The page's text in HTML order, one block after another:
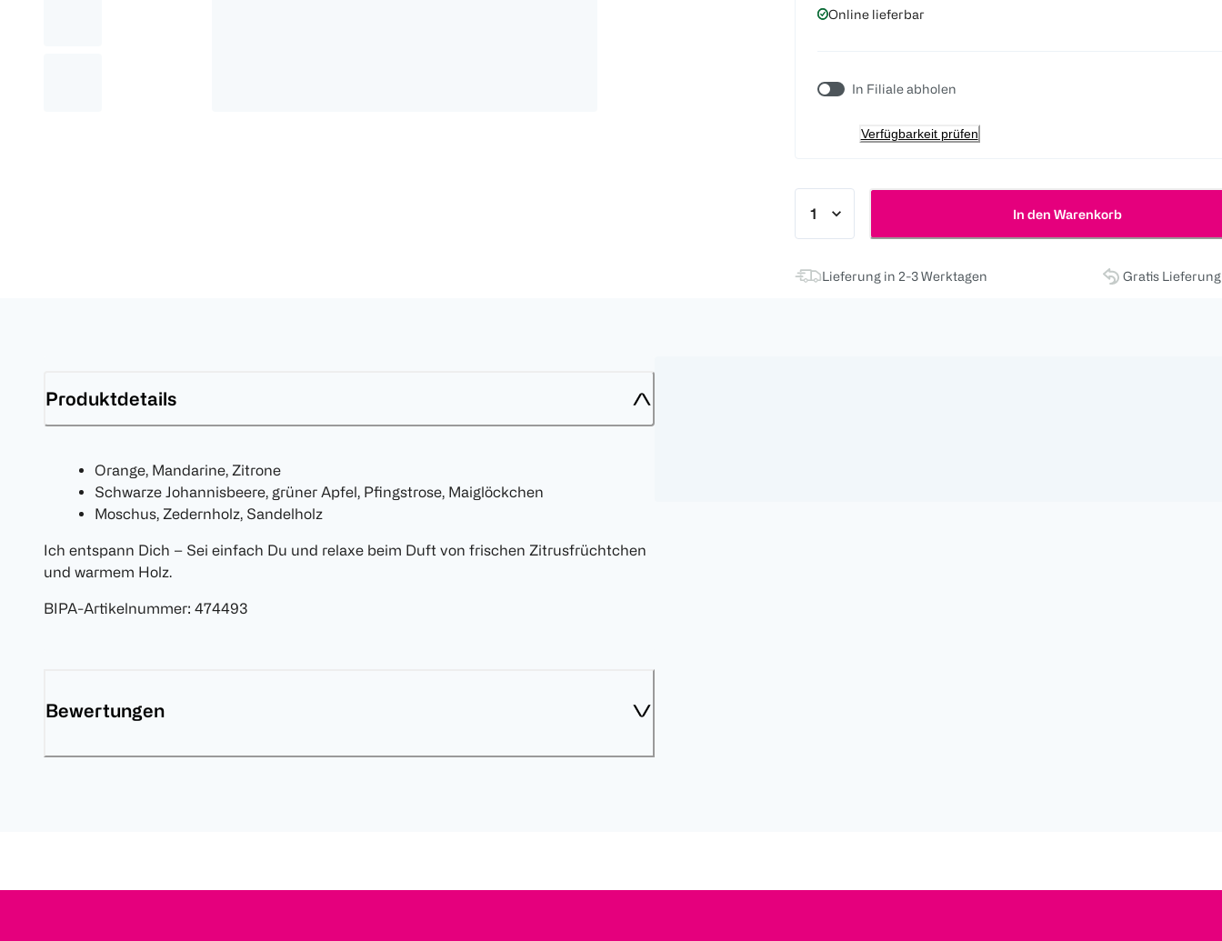
Online lieferbar
In Filiale abholen
Verfügbarkeit prüfen
In den Warenkorb
Lieferung in 2-3 Werktagen Gratis
Produktdetails
Orange, Mandarine, Zitrone
Schwarze Johannisbeere, grüner Apfel, Pfingstrose, Maiglöckchen
Moschus, Zedernholz, Sandelholz
Ich entspann Dich – Sei einfach Du und relaxe beim Duft von frischen Zitrusfrüchtchen
und warmem Holz.
BIPA-Artikelnummer: 474493
Bewertungen